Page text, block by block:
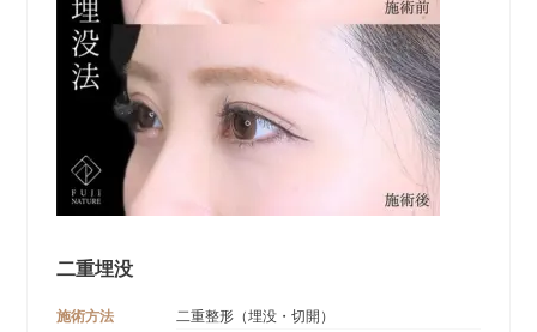
二重埋没
施術方法
二重整形（埋没・切開）